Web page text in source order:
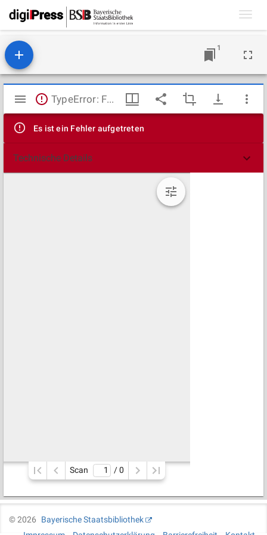
1
Mirador
Viewer
TypeError: Failed to fetch
Es ist ein Fehler aufgetreten
Technische Details
Scan / 0
©2026
Bayerische Staatsbibliothek